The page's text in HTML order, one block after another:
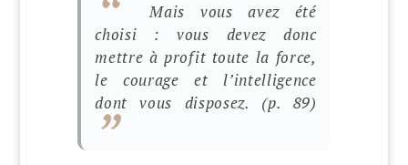
Mais vous avez été
choisi : vous devez donc
mettre à profit toute la force,
le courage et l’intelligence
dont vous disposez. (p. 89)